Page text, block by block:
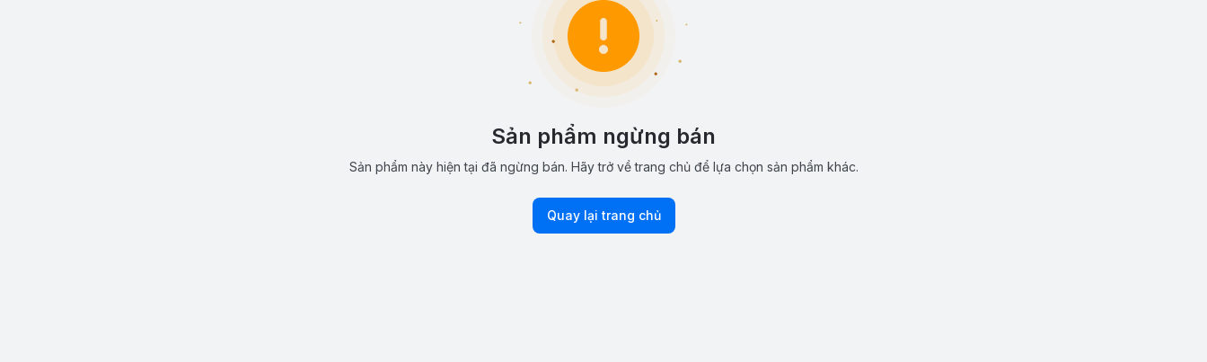
Sản phẩm ngừng bán
Sản phẩm này hiện tại đã ngừng bán. Hãy trở về trang chủ để lựa chọn sản phẩm khác.
Quay lại trang chủ